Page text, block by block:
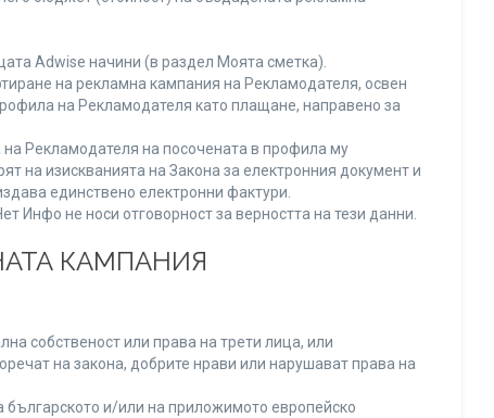
Adwise начини (в раздел Моята сметка).
на рекламна кампания на Рекламодателя, освен
на Рекламодателя като плащане, направено за
Рекламодателя на посочената в профила му
на изискванията на Закона за електронния документ и
единствено електронни фактури.
Инфо не носи отговорност за верността на тези данни.
КАМПАНИЯ
собственост или права на трети лица, или
на закона, добрите нрави или нарушават права на
и/или на приложимото европейско